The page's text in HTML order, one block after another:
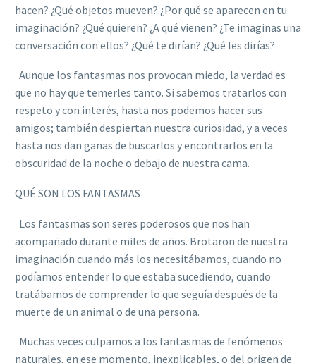
hacen? ¿Qué objetos mueven? ¿Por qué se aparecen en tu
imaginación? ¿Qué quieren? ¿A qué vienen? ¿Te imaginas una
conversación con ellos? ¿Qué te dirían? ¿Qué les dirías?
Aunque los fantasmas nos provocan miedo, la verdad es
que no hay que temerles tanto. Si sabemos tratarlos con
respeto y con interés, hasta nos podemos hacer sus
amigos; también despiertan nuestra curiosidad, y a veces
hasta nos dan ganas de buscarlos y encontrarlos en la
obscuridad de la noche o debajo de nuestra cama.
QUÉ SON LOS FANTASMAS
Los fantasmas son seres poderosos que nos han
acompañado durante miles de años. Brotaron de nuestra
imaginación cuando más los necesitábamos, cuando no
podíamos entender lo que estaba sucediendo, cuando
tratábamos de comprender lo que seguía después de la
muerte de un animal o de una persona.
Muchas veces culpamos a los fantasmas de fenómenos
naturales, en ese momento, inexplicables, o del origen de